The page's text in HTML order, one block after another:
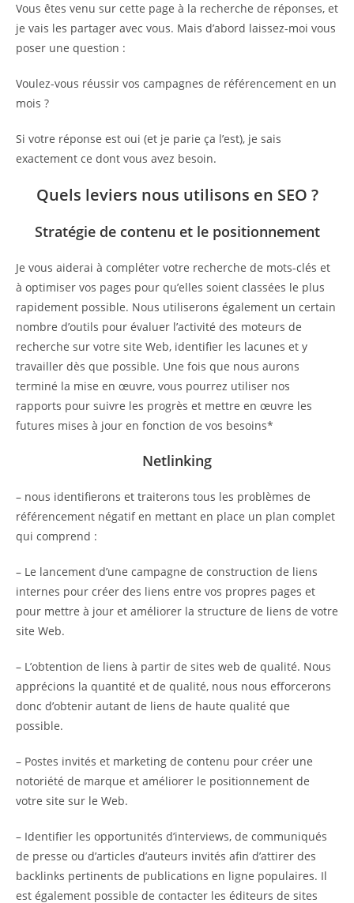
Vous êtes venu sur cette page à la recherche de réponses, et
je vais les partager avec vous. Mais d’abord laissez-moi vous
poser une question :
Voulez-vous réussir vos campagnes de référencement en un
mois ?
Si votre réponse est oui (et je parie ça l’est), je sais
exactement ce dont vous avez besoin.
Quels leviers nous utilisons en SEO ?
Stratégie de contenu et le positionnement
Je vous aiderai à compléter votre recherche de mots-clés et
à optimiser vos pages pour qu’elles soient classées le plus
rapidement possible. Nous utiliserons également un certain
nombre d’outils pour évaluer l’activité des moteurs de
recherche sur votre site Web, identifier les lacunes et y
travailler dès que possible. Une fois que nous aurons
terminé la mise en œuvre, vous pourrez utiliser nos
rapports pour suivre les progrès et mettre en œuvre les
futures mises à jour en fonction de vos besoins*
Netlinking
– nous identifierons et traiterons tous les problèmes de
référencement négatif en mettant en place un plan complet
qui comprend :
– Le lancement d’une campagne de construction de liens
internes pour créer des liens entre vos propres pages et
pour mettre à jour et améliorer la structure de liens de votre
site Web.
– L’obtention de liens à partir de sites web de qualité. Nous
apprécions la quantité et de qualité, nous nous efforcerons
donc d’obtenir autant de liens de haute qualité que
possible.
– Postes invités et marketing de contenu pour créer une
notoriété de marque et améliorer le positionnement de
votre site sur le Web.
– Identifier les opportunités d’interviews, de communiqués
de presse ou d’articles d’auteurs invités afin d’attirer des
backlinks pertinents de publications en ligne populaires. Il
est également possible de contacter les éditeurs de sites